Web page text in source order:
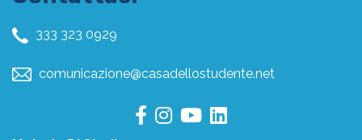
333 323 0929
comunicazione@casadellostudente.net